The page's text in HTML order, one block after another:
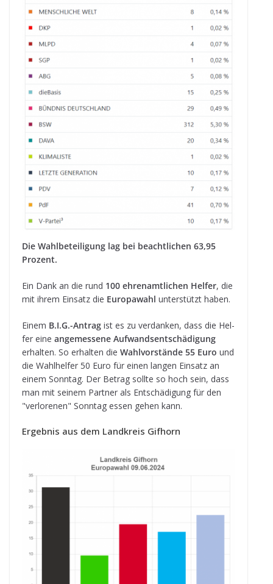
Die Wahl­be­tei­li­gung lag bei beacht­li­chen 63,95
Prozent.
Ein Dank an die rund 100 ehren­amt­li­chen Hel­fer, die
mit ihrem Ein­satz die Euro­pa­wahl unter­stützt haben.
Einem B.I.G.-Antrag ist es zu ver­dan­ken, dass die Hel­
fer eine ange­mes­sene Auf­wands­ent­schä­di­gung
erhal­ten. So erhal­ten die Wahl­vor­stände 55 Euro und
die Wahl­hel­fer 50 Euro für einen lan­gen Ein­satz an
einem Sonn­tag. Der Betrag sollte so hoch sein, dass
man mit sei­nem Part­ner als Ent­schä­di­gung für den
"ver­lo­re­nen" Sonn­tag essen gehen kann.
Ergeb­nis aus dem Land­kreis Gifhorn